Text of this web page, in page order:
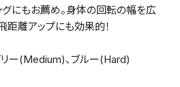
にもお薦め。身体の回転の幅を広
距離アップにも効果的！
ー(Medium)、ブルー(Hard)